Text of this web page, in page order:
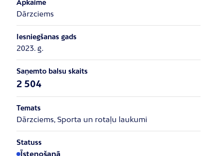
Apkaime
Dārzciems
Iesniegšanas gads
2023. g.
Saņemto balsu skaits
2 504
Temats
Dārzciems, Sporta un rotaļu laukumi
Statuss
Īstenošanā